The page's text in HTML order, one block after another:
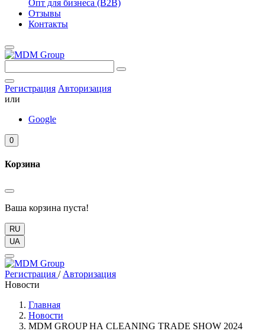
Опт для бизнеса (B2B)
Отзывы
Контакты
Регистрация Авторизация
или
Google
0
Корзина
Ваша корзина пуста!
RU
UA
Регистрация / Авторизация
Новости
Главная
Новости
MDM GROUP НА CLEANING TRADE SHOW 2024